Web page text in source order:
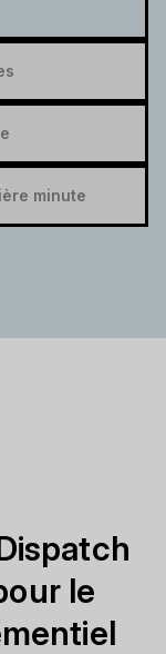
minute
le